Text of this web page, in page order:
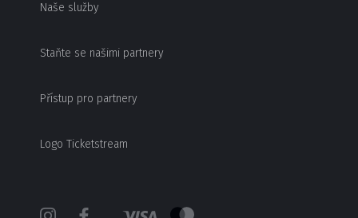
Naše služby
Staňte se našimi partnery
Přístup pro partnery
Logo Ticketstream